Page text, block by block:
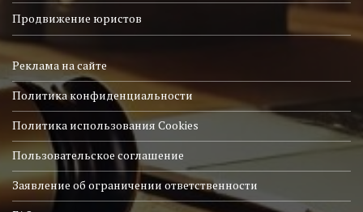
Продвижение юристов
Реклама на сайте
Политика конфиденциальности
Политика использования Cookies
Пользовательское соглашение
Заявление об ограничении ответственности